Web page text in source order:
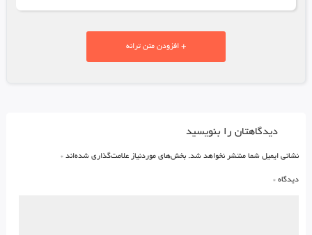
+ افزودن متن ترانه
دیدگاهتان را بنویسید
نشانی ایمیل شما منتشر نخواهد شد. بخش‌های موردنیاز علامت‌گذاری شده‌اند *
دیدگاه *